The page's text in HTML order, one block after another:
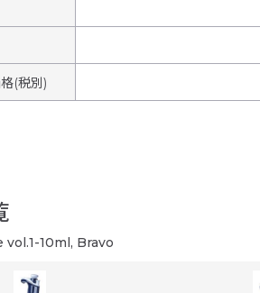
(税別)
10ml, Bravo